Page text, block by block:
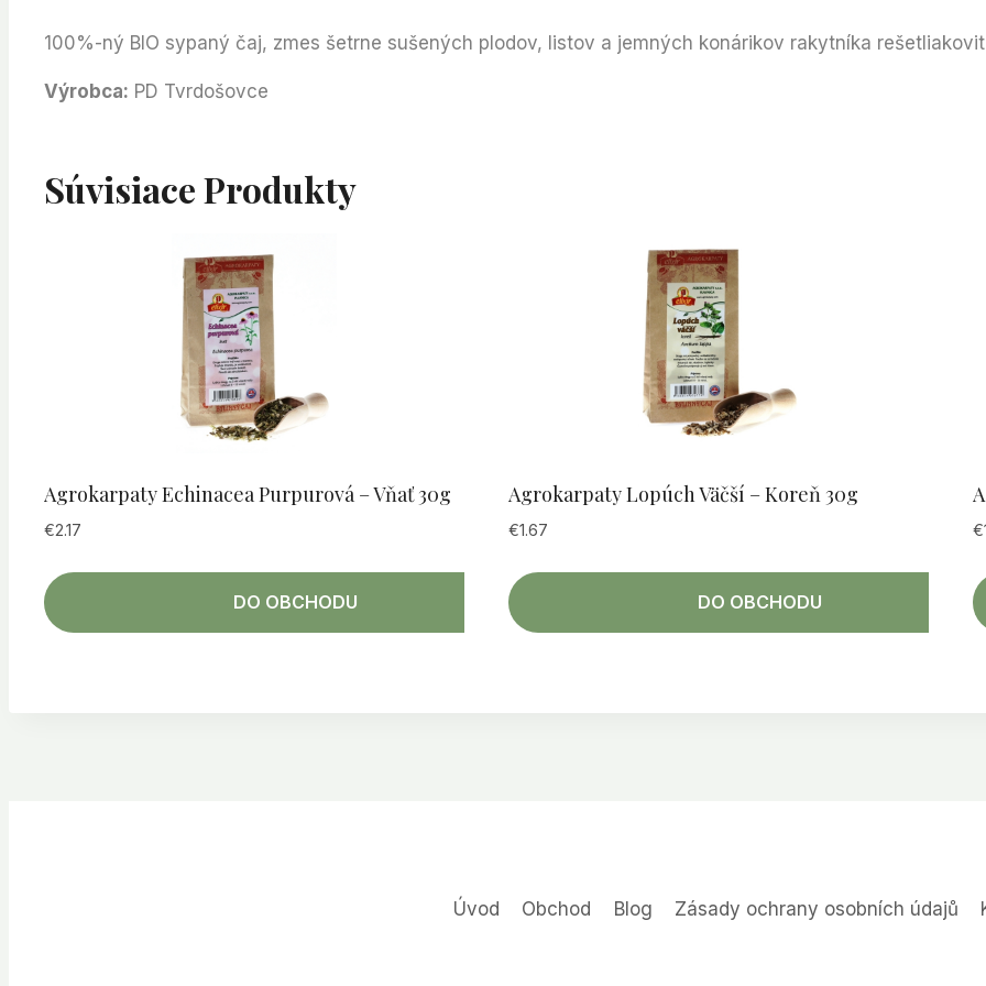
100%-ný BIO sypaný čaj, zmes šetrne sušených plodov, listov a jemných konárikov rakytníka
Výrobca: PD Tvrdošovce
Súvisiace Produkty
Agrokarpaty Echinacea Purpurová – Vňať 30g
€2.17
DO OBCHODU
Agrokarpaty Lopúch Väčší – Koreň 30g
€1.67
DO OBCHODU
€
Úvod Obchod Blog Zásady ochrany osobních údajů